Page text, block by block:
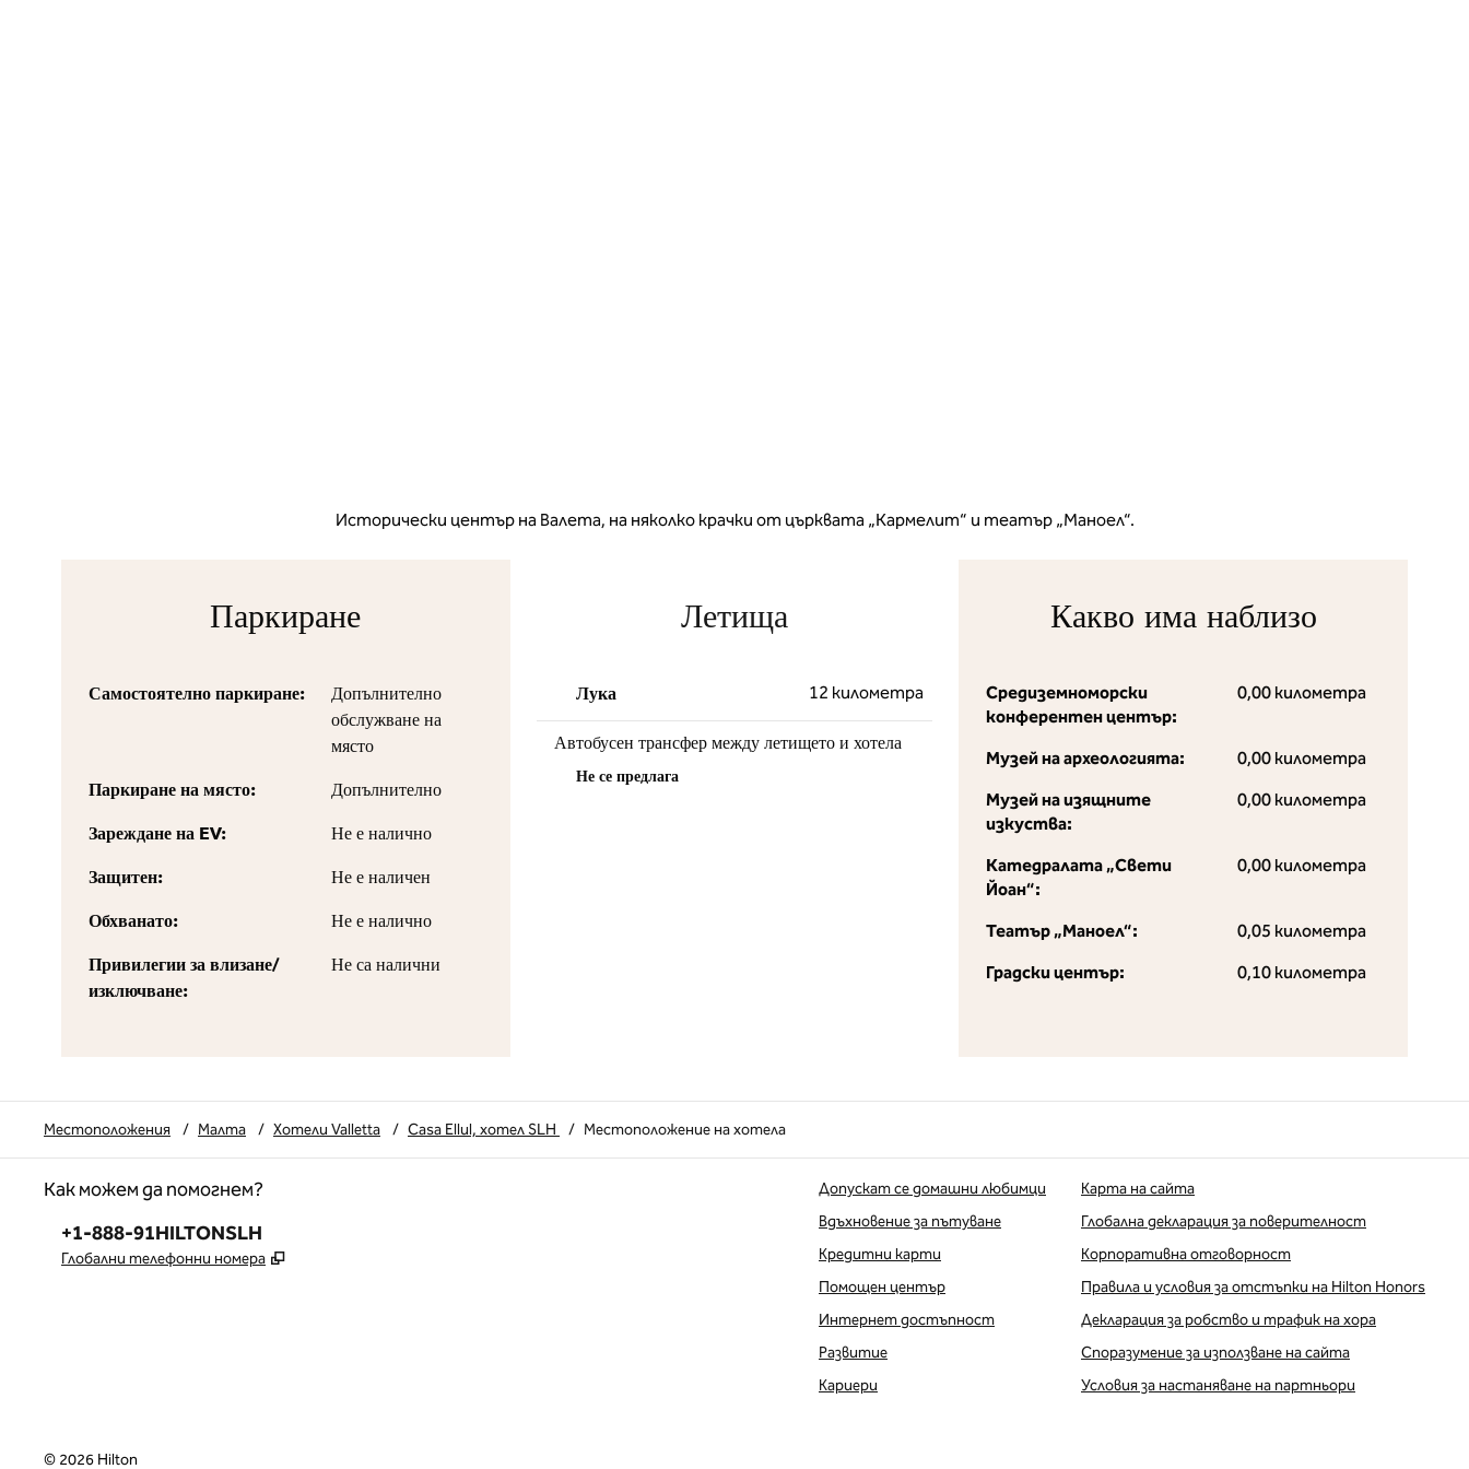
Исторически център на Валета, на няколко крачки от църквата „Кармелит“ и театър „Маноел“.
Паркиране
Самостоятелно паркиране:
Допълнително
обслужване на
място
Паркиране на място: Допълнително
Зареждане на EV: Не е налично
Защитен: Не е наличен
Обхванато: Не е налично
Привилегии за влизане/
изключване:
Не са налични
Летища
Лука 12 километра
Автобусен трансфер между летището и хотела
Не се предлага
Какво има наблизо
Средиземноморски
конферентен център:
0,00 километра
Музей на археологията:
0,00 километра
Музей на изящните
изкуства:
0,00 километра
Катедралата „Свети
Йоан“:
0,00 километра
Театър „Маноел“:
0,05 километра
Градски център:
0,10 километра
Местоположения / Малта / Хотели Valletta / Casa Ellul, хотел SLH / Местоположение на хотела
Как можем да помогнем?
Телефон:
+1-888-91HILTONSLH
Глобални телефонни номера ,
Допускат се домашни любимци
Вдъхновение за пътуване
Кредитни карти
Помощен център
Интернет достъпност
Развитие
Кариери
Карта на сайта
Глобална декларация за поверителност
Корпоративна отговорност
Правила и условия за отстъпки на Hilton Honors
Декларация за робство и трафик на хора
Споразумение за използване на сайта
Условия за настаняване на партньори
© 2026 Hilton